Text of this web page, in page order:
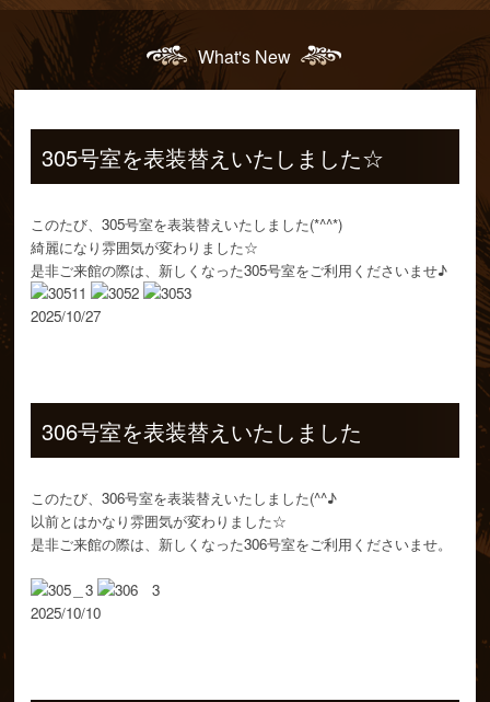
What's New
305号室を表装替えいたしました☆
このたび、305号室を表装替えいたしました(*^^*)
綺麗になり雰囲気が変わりました☆
是非ご来館の際は、新しくなった305号室をご利用くださいませ♪
2025/10/27
306号室を表装替えいたしました
このたび、306号室を表装替えいたしました(^^♪
以前とはかなり雰囲気が変わりました☆
是非ご来館の際は、新しくなった306号室をご利用くださいませ。
2025/10/10